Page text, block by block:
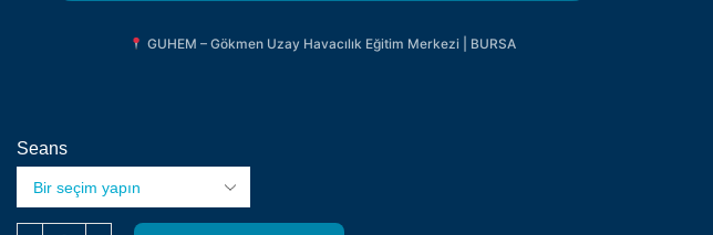
GUHEM – Gökmen Uzay Havacılık Eğitim Merkezi | BURSA
Seans